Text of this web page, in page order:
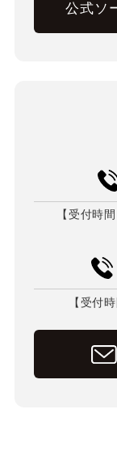
公式ソ
【受付時
【受付